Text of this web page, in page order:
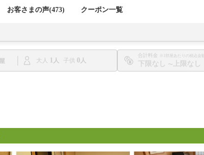
お客さまの声(473) クーポン一覧
大人 1 子供 0
合計料金 ※1部屋あたりの税込金額
〜